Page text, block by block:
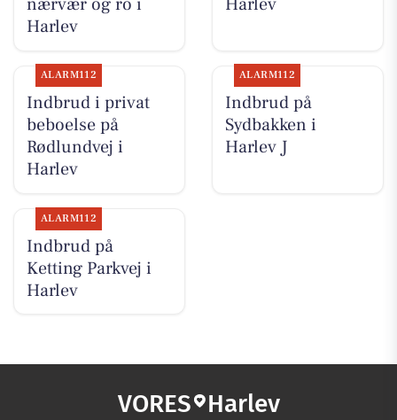
nærvær og ro i
Harlev
Harlev
ALARM112
Indbrud i privat
beboelse på
Rødlundvej i
Harlev
ALARM112
Indbrud på
Sydbakken i
Harlev J
ALARM112
Indbrud på
Ketting Parkvej i
Harlev
VORES Harlev